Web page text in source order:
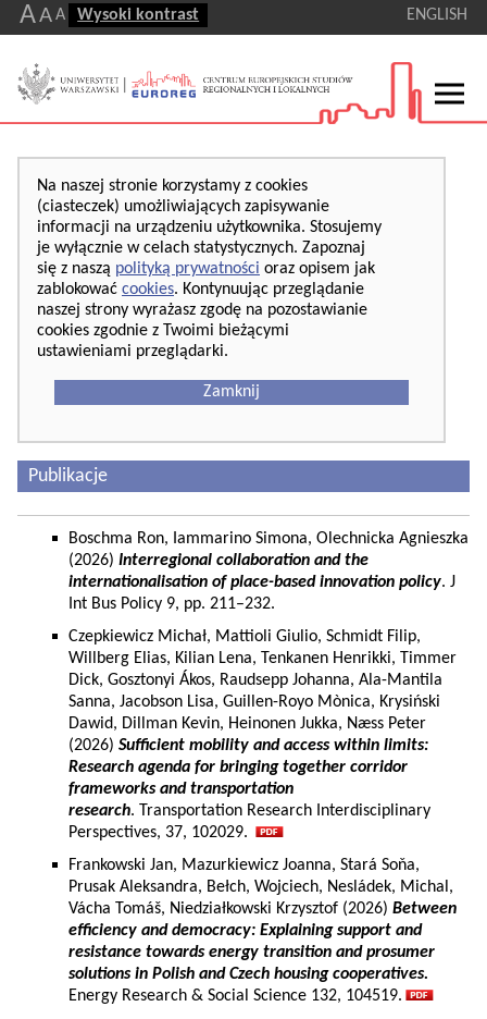
AA A Wysoki kontrast ENGLISH
Na naszej stronie korzystamy z cookies
(ciasteczek) umożliwiających zapisywanie
informacji na urządzeniu użytkownika. Stosujemy
je wyłącznie w celach statystycznych. Zapoznaj
się z naszą polityką prywatności oraz opisem jak
zablokować cookies. Kontynuując przeglądanie
naszej strony wyrażasz zgodę na pozostawianie
cookies zgodnie z Twoimi bieżącymi
ustawieniami przeglądarki.
Zamknij
Publikacje
Boschma Ron, Iammarino Simona, Olechnicka Agnieszka
(2026) Interregional collaboration and the
internationalisation of place-based innovation policy. J
Int Bus Policy 9, pp. 211–232.
Czepkiewicz Michał, Mattioli Giulio, Schmidt Filip,
Willberg Elias, Kilian Lena, Tenkanen Henrikki, Timmer
Dick, Gosztonyi Ákos, Raudsepp Johanna, Ala-Mantila
Sanna, Jacobson Lisa, Guillen-Royo Mònica, Krysiński
Dawid, Dillman Kevin, Heinonen Jukka, Næss Peter
(2026) Sufficient mobility and access within limits:
Research agenda for bringing together corridor
frameworks and transportation
research. Transportation Research Interdisciplinary
Perspectives, 37, 102029.
Frankowski Jan, Mazurkiewicz Joanna, Stará Soňa,
Prusak Aleksandra, Bełch, Wojciech, Nesládek, Michal,
Vácha Tomáš, Niedziałkowski Krzysztof (2026) Between
efficiency and democracy: Explaining support and
resistance towards energy transition and prosumer
solutions in Polish and Czech housing cooperatives.
Energy Research & Social Science 132, 104519.